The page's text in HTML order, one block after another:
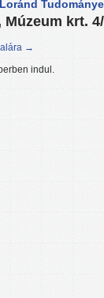
Múzeum krt.
→
indul.